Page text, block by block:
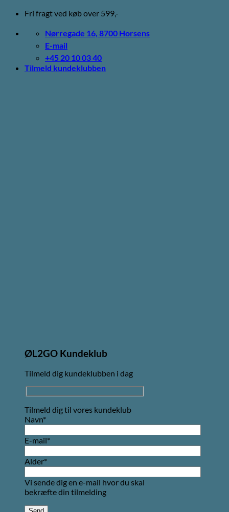
Fortsæt
indhold
Fri fragt ved køb over 599,-
Nørregade 16, 8700 Horsens
E-mail
+45 20 10 03 40
Tilmeld kundeklubben
ØL2GO Kundeklub
Tilmeld dig kundeklubben i dag
Tilmeld dig til vores kundeklub
Navn*
E-mail*
Alder*
Vi sende dig en e-mail hvor du skal
bekræfte din tilmelding